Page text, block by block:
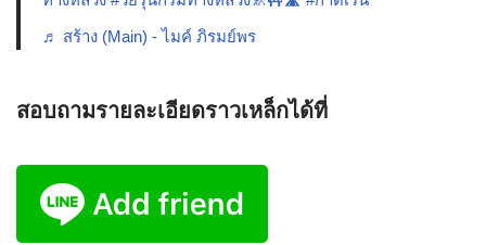
♬ สร้าง (Main) - ไมค์ ภิรมย์พร
สอบถามรายละเอียดราวเหล็กได้ที่